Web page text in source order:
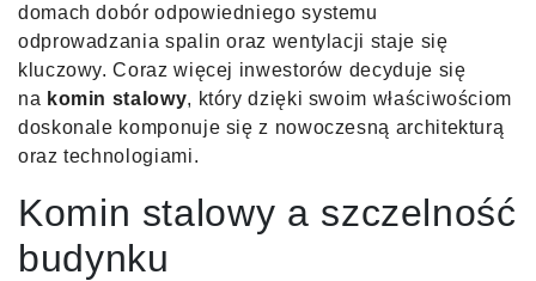
domach dobór odpowiedniego systemu
odprowadzania spalin oraz wentylacji staje się
kluczowy. Coraz więcej inwestorów decyduje się
na komin stalowy, który dzięki swoim właściwościom
doskonale komponuje się z nowoczesną architekturą
oraz technologiami.
Komin stalowy a szczelność
budynku